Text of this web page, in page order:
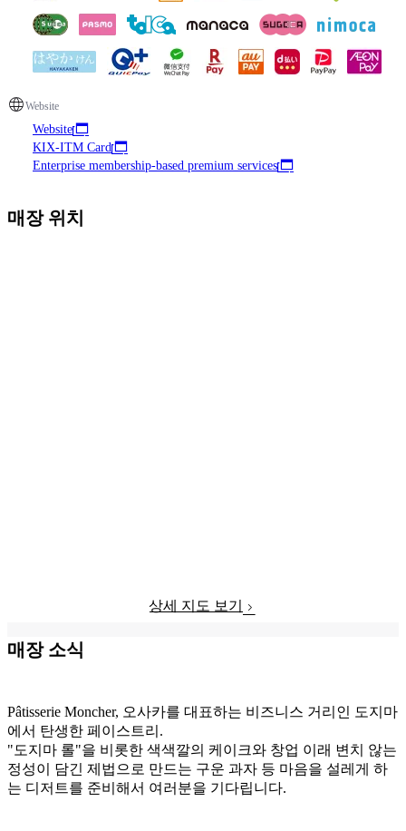
Website
Website
KIX-ITM Card
Enterprise membership-based premium services
매장 위치
상세 지도 보기
매장 소식
Pâtisserie Moncher, 오사카를 대표하는 비즈니스 거리인 도지마
에서 탄생한 페이스트리.
"도지마 롤"을 비롯한 색색깔의 케이크와 창업 이래 변치 않는
정성이 담긴 제법으로 만드는 구운 과자 등 마음을 설레게 하
는 디저트를 준비해서 여러분을 기다립니다.